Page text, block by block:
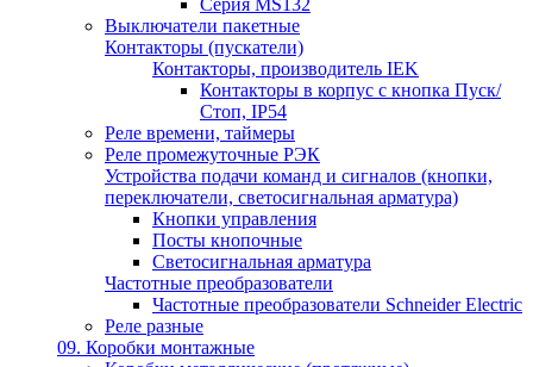
Выключатели пакетные
Контакторы (пускатели)
Контакторы, производитель IEK
Контакторы в корпус с кнопка Пуск/
Стоп, IP54
Реле времени, таймеры
Реле промежуточные РЭК
Устройства подачи команд и сигналов (кнопки,
переключатели, светосигнальная арматура)
Кнопки управления
Посты кнопочные
Светосигнальная арматура
Частотные преобразователи
Частотные преобразователи Schneider Electric
Реле разные
09. Коробки монтажные